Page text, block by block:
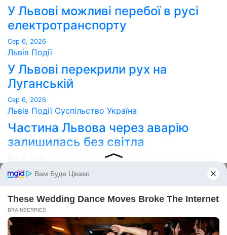
У Львові можливі перебої в русі
електротранспорту
Сер 6, 2026
Львів Події
У Львові перекрили рух на
Луганській
Сер 6, 2026
Львів Події Суспільство Україна
Частина Львова через аварію
залишилась без світла
Сер 6, 2026
Point Lviv
Сайт працює на WordPress|Тема:Newsesза